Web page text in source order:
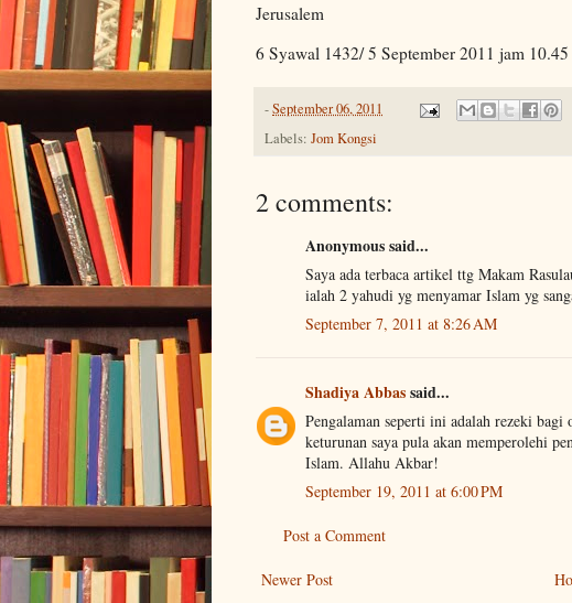
Jerusalem
6 Syawal 1432/ 5 September 2011 jam
-September 06, 2011
Labels: Jom Kongsi
2 comments:
Anonymous said...
Saya ada terbaca artikel ttg Makam
ialah 2 yahudi yg menyamar Islam yg
September 7, 2011 at 8:26 AM
Shadiya Abbassaid...
Pengalaman seperti ini adalah rezeki bagi
keturunan saya pula akan memperolehi
Islam. Allahu Akbar!
September 19, 2011 at 6:00 PM
Post a Comment
Newer Post